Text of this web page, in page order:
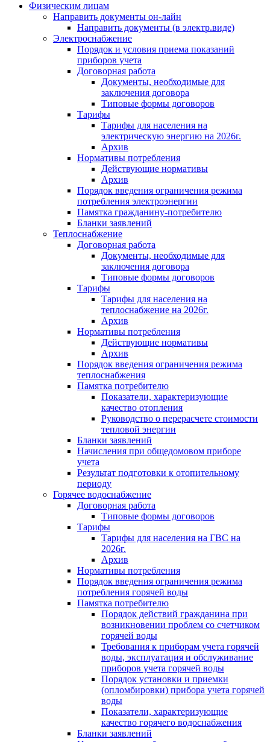
Физическим лицам
Направить документы он-лайн
Направить документы (в электр.виде)
Электроснабжение
Порядок и условия приема показаний
приборов учета
Договорная работа
Документы, необходимые для
заключения договора
Типовые формы договоров
Тарифы
Тарифы для населения на
электрическую энергию на 2026г.
Архив
Нормативы потребления
Действующие нормативы
Архив
Порядок введения ограничения режима
потребления электроэнергии
Памятка гражданину-потребителю
Бланки заявлений
Теплоснабжение
Договорная работа
Документы, необходимые для
заключения договора
Типовые формы договоров
Тарифы
Тарифы для населения на
теплоснабжение на 2026г.
Архив
Нормативы потребления
Действующие нормативы
Архив
Порядок введения ограничения режима
теплоснабжения
Памятка потребителю
Показатели, характеризующие
качество отопления
Руководство о перерасчете стоимости
тепловой энергии
Бланки заявлений
Начисления при общедомовом приборе
учета
Результат подготовки к отопительному
периоду
Горячее водоснабжение
Договорная работа
Типовые формы договоров
Тарифы
Тарифы для населения на ГВС на
2026г.
Архив
Нормативы потребления
Порядок введения ограничения режима
потребления горячей воды
Памятка потребителю
Порядок действий гражданина при
возникновении проблем со счетчиком
горячей воды
Требования к приборам учета горячей
воды, эксплуатация и обслуживание
приборов учета горячей воды
Порядок установки и приемки
(опломбировки) прибора учета горячей
воды
Показатели, характеризующие
качество горячего водоснабжения
Бланки заявлений